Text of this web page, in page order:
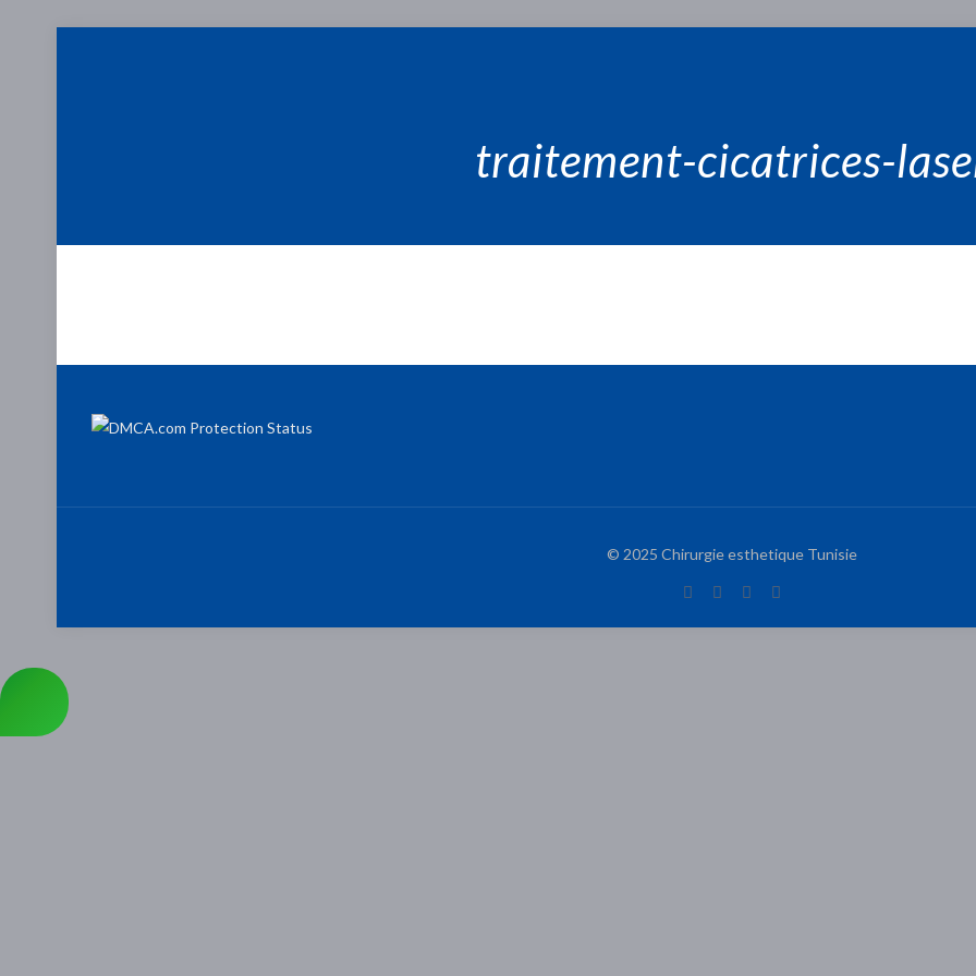
traitement-cicatrices-
© 2025 Chirurgie esthetique Tunisie